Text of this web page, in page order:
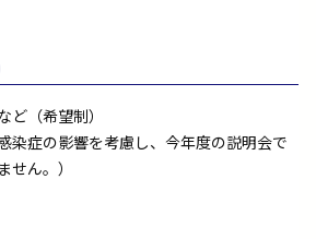
（希望制）
染症の影響を考慮し、今年度の説明会で
ん。）